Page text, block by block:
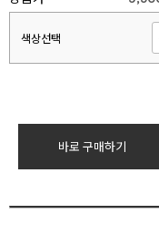
색상선택
바로 구매하기